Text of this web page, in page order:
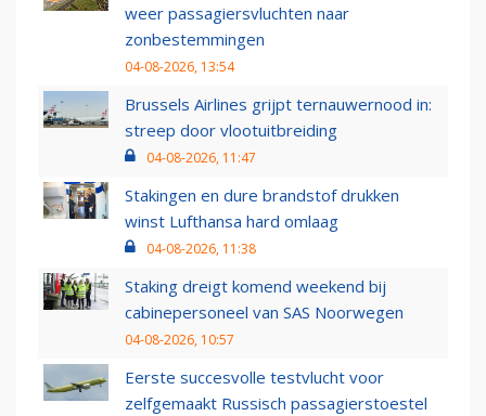
weer passagiersvluchten naar
zonbestemmingen
04-08-2026, 13:54
Brussels Airlines grijpt ternauwernood in:
streep door vlootuitbreiding
04-08-2026, 11:47
Stakingen en dure brandstof drukken
winst Lufthansa hard omlaag
04-08-2026, 11:38
Staking dreigt komend weekend bij
cabinepersoneel van SAS Noorwegen
04-08-2026, 10:57
Eerste succesvolle testvlucht voor
zelfgemaakt Russisch passagierstoestel